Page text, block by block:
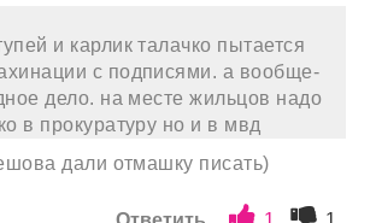
и карлик талачко пытается
с подписями. а вообще-
дело. на месте жильцов надо
в прокуратуру но и в мвд
дали отмашку писать)